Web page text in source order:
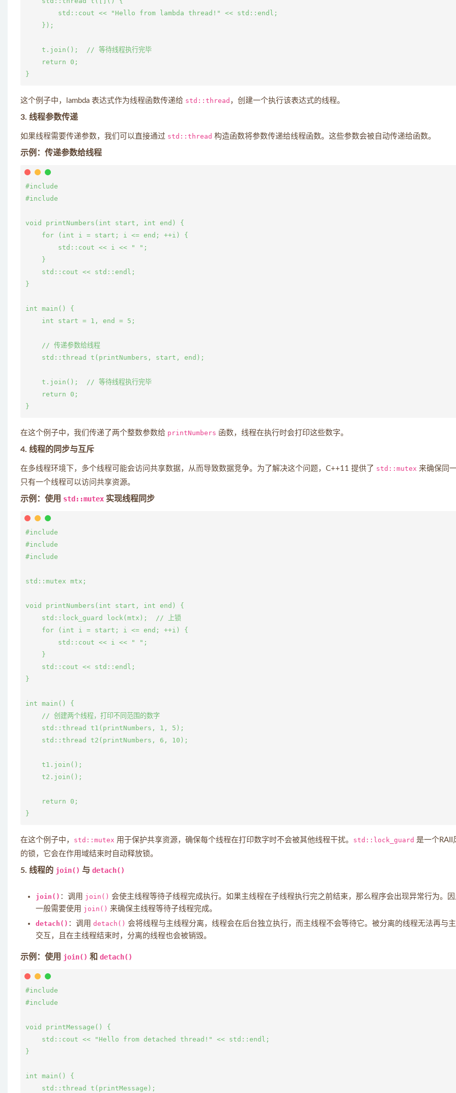
        std::cout << "Hello from lambda thread!" << std::endl;
    });
    t.join();  // 等待线程执行完毕
    return 0;
这个例子中，lambda 表达式作为线程函数传递给 std::thread ，创建一个执行该表达式的线程。
3. 线程参数传递
如果线程需要传递参数，我们可以直接通过 std::thread 构造函数将参数传递给线程函数。这些参数会被自动传递给函数。
示例：传递参数给线程
#include
#include
void printNumbers(int start, int end) {
    for (int i = start; i <= end; ++i) {
        std::cout << i << " ";
    }
    std::cout << std::endl;
}
int main() {
    int start = 1, end = 5;
    // 传递参数给线程
    std::thread t(printNumbers, start, end);
    t.join();  // 等待线程执行完毕
    return 0;
在这个例子中，我们传递了两个整数参数给 printNumbers 函数，线程在执行时会打印这些数字。
4. 线程的同步与互斥
在多线程环境下，多个线程可能会访问共享数据，从而导致数据竞争。为了解决这个问题，C++11 提供了 std::mutex 来确保同
只有一个线程可以访问共享资源。
示例：使用 std::mutex 实现线程同步
#include
#include
#include
std::mutex mtx;
void printNumbers(int start, int end) {
    std::lock_guard
lock(mtx);  // 上锁
    for (int i = start; i <= end; ++i) {
        std::cout << i << " ";
    }
    std::cout << std::endl;
}
int main() {
    // 创建两个线程，打印不同范围的数字
    std::thread t1(printNumbers, 1, 5);
    std::thread t2(printNumbers, 6, 10);
    t1.join();
    t2.join();
    return 0;
在这个例子中， std::mutex 用于保护共享资源，确保每个线程在打印数字时不会被其他线程干扰。 std::lock_guard 是一个RAII
的锁，它会在作用域结束时自动释放锁。
5. 线程的 join() 与 detach()
join() ：调用 join() 会使主线程等待子线程完成执行。如果主线程在子线程执行完之前结束，那么程序会出现异常行为。
一般需要使用 join() 来确保主线程等待子线程完成。
detach() ：调用 detach() 会将线程与主线程分离，线程会在后台独立执行，而主线程不会等待它。被分离的线程无法再与
交互，且在主线程结束时，分离的线程也会被销毁。
示例：使用 join() 和 detach()
#include
#include
void printMessage() {
    std::cout << "Hello from detached thread!" << std::endl;
}
int main() {
    std::thread t(printMessage);